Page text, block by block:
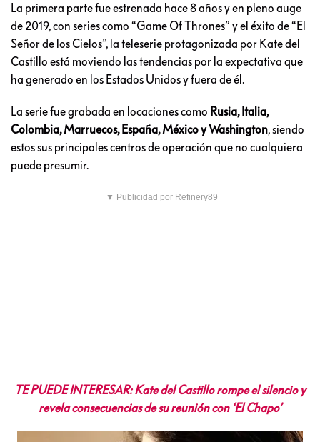
La primera parte fue estrenada hace 8 años y en pleno auge
de 2019, con series como “Game Of Thrones” y el éxito de “El
Señor de los Cielos”, la teleserie protagonizada por Kate del
Castillo está moviendo las tendencias por la expectativa que
ha generado en los Estados Unidos y fuera de él.
La serie fue grabada en locaciones como Rusia, Italia,
Colombia, Marruecos, España, México y Washington, siendo
estos sus principales centros de operación que no cualquiera
puede presumir.
▼ Publicidad por Refinery89
TE PUEDE INTERESAR: Kate del Castillo rompe el silencio y
revela consecuencias de su reunión con ‘El Chapo’